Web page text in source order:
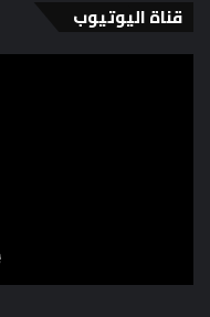
قناة اليوتيوب